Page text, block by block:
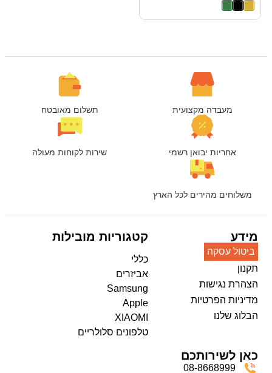
מעבדה מקצועית תשלום מאובטח
אחריות יבואן רשמי שירות לקוחות מעולה
משלוחים מהירים לכל הארץ
מידע
ביטול עסקה
תקנון
הצהרת נגישות
מדיניות הפרטיות
הבלוג שלנו
קטגוריות מובילות
כללי
אביזרים
Samsung
Apple
XIAOMI
טלפונים סלולריים
כאן לשירותכם
08-8668999